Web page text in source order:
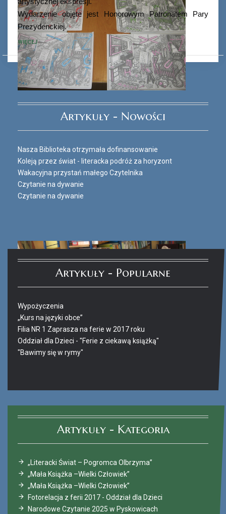
Ferie_2017_ODD_3.JPG
Wydarzenie objęte jest Honorowym Patronatem Pary
Prezydenckiej.
WIĘCEJ
Artykuły - Nowości
Nasza Biblioteka otrzymała dofinansowanie
Koleją przez świat - literacka podróż za horyzont
Wakacyjna przystań małego Czytelnika
Czytanie na dywanie
Czytanie na dywanie
Artykuły - Popularne
Wypożyczenia
„Kurs na języki obce”
Filia NR 1 Zaprasza na ferie w 2017 roku
Oddział dla Dzieci - "Ferie z ciekawą książką"
"Bawimy się w rymy"
Artykuły - Kategoria
„Literacki Świat – Pogromca Olbrzyma”
„Mała Książka –Wielki Człowiek”
„Mała Książka –Wielki Człowiek”
Fotorelacja z ferii 2017 - Oddział dla Dzieci
Narodowe Czytanie 2025 w Pyskowicach